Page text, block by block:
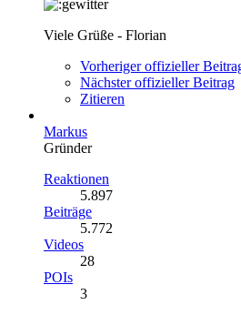
Viele Grüße - Florian
Vorheriger offizieller
Nächster offizieller Beitrag
Zitieren
Markus
Gründer
Reaktionen
5.897
Beiträge
5.772
Videos
28
POIs
3